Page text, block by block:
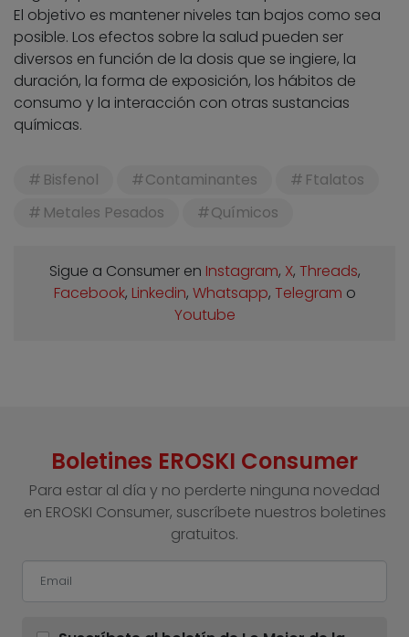
El objetivo es mantener niveles tan bajos como sea
posible. Los efectos sobre la salud pueden ser
diversos en función de la dosis que se ingiere, la
duración, la forma de exposición, los hábitos de
consumo y la interacción con otras sustancias
químicas.
Bisfenol Contaminantes
Ftalatos
Metales Pesados
Químicos
Sigue a Consumer en Instagram, X, Threads,
Facebook, Linkedin, Whatsapp, Telegram o
Youtube
Boletines EROSKI Consumer
Para estar al día y no perderte ninguna novedad
en EROSKI Consumer, suscríbete nuestros boletines
gratuitos.